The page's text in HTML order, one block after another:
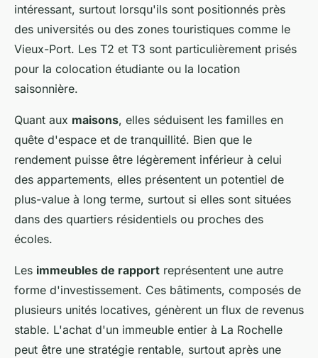
intéressant, surtout lorsqu'ils sont positionnés près
des universités ou des zones touristiques comme le
Vieux-Port. Les T2 et T3 sont particulièrement prisés
pour la colocation étudiante ou la location
saisonnière.
Quant aux maisons, elles séduisent les familles en
quête d'espace et de tranquillité. Bien que le
rendement puisse être légèrement inférieur à celui
des appartements, elles présentent un potentiel de
plus-value à long terme, surtout si elles sont situées
dans des quartiers résidentiels ou proches des
écoles.
Les immeubles de rapport représentent une autre
forme d'investissement. Ces bâtiments, composés de
plusieurs unités locatives, génèrent un flux de revenus
stable. L'achat d'un immeuble entier à La Rochelle
peut être une stratégie rentable, surtout après une